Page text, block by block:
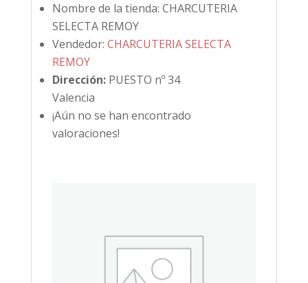
Nombre de la tienda: CHARCUTERIA
SELECTA REMOY
Vendedor: CHARCUTERIA SELECTA
REMOY
Dirección: PUESTO nº 34
Valencia
¡Aún no se han encontrado
valoraciones!